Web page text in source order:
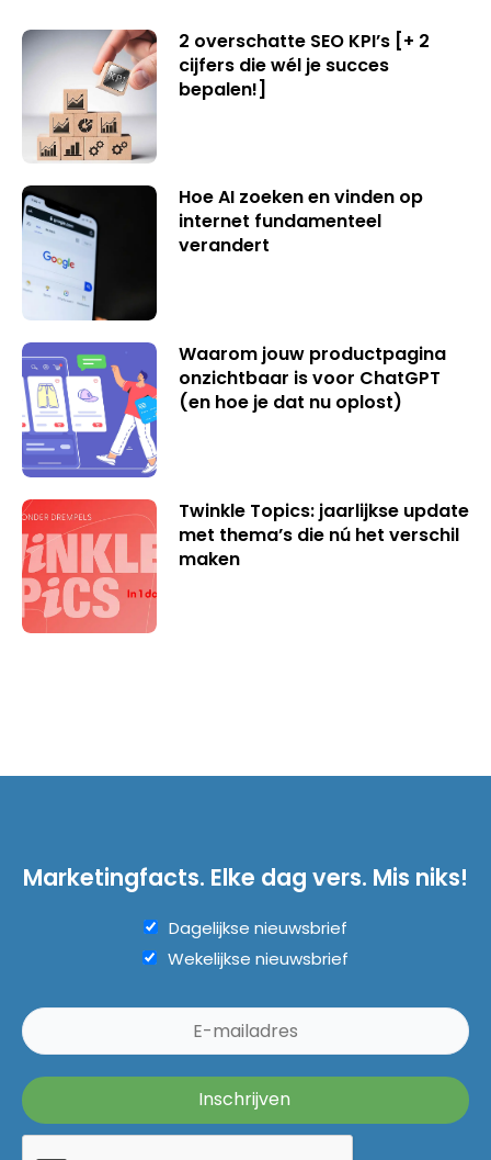
2 overschatte SEO KPI’s [+ 2
cijfers die wél je succes
bepalen!]
Hoe AI zoeken en vinden op
internet fundamenteel
verandert
Waarom jouw productpagina
onzichtbaar is voor ChatGPT
(en hoe je dat nu oplost)
Twinkle Topics: jaarlijkse update
met thema’s die nú het verschil
maken
Marketingfacts. Elke dag vers. Mis niks!
Dagelijkse nieuwsbrief
Wekelijkse nieuwsbrief